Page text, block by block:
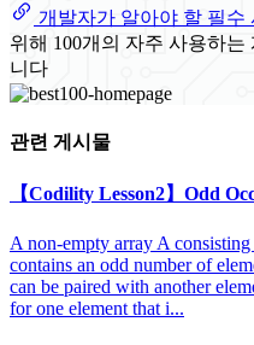
개발자가 알아야 할 필수
위해 100개의 자주 사용하
니다
관련 게시물
【Codility Lesson2】Odd
A non-empty array A
contains an odd number of
can be paired with another
for one element that i...